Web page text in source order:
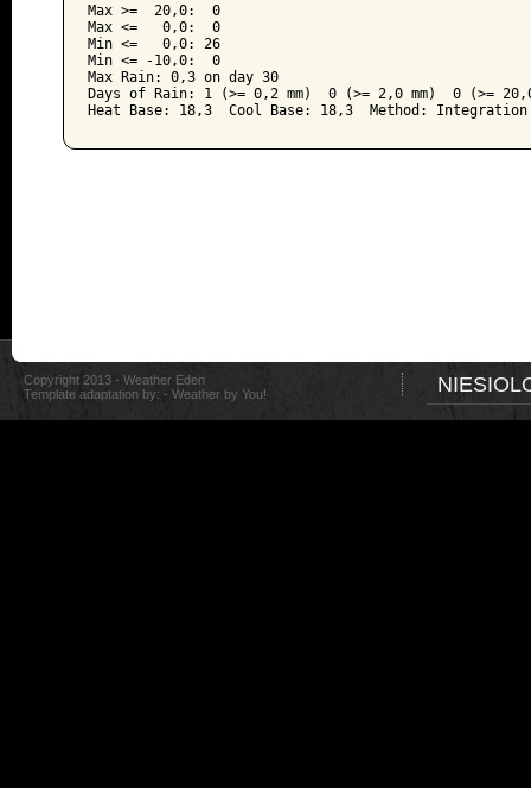
Max >=  20,0:  0
Max <=   0,0:  0
Min <=   0,0: 26
Min <= -10,0:  0
Max Rain: 0,3 on day 30
Days of Rain: 1 (>= 0,2 mm)  0 (>= 2,0 mm)  0 (>= 20,0
Heat Base: 18,3  Cool Base: 18,3  Method: Integration
Copyright 2013 - Weather Eden
Template adaptation by: - Weather by You!